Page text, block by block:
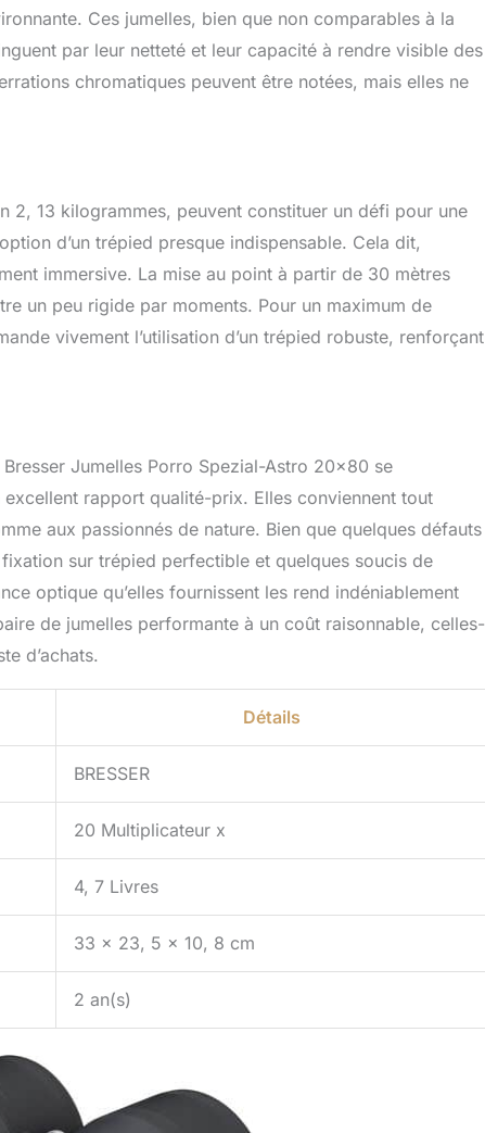
Ces jumelles, bien que non comparables à la
par leur netteté et leur capacité à rendre visible des
chromatiques peuvent être notées, mais elles ne
2, 13 kilogrammes, peuvent constituer un défi pour une
d’un trépied presque indispensable. Cela dit,
immersive. La mise au point à partir de 30 mètres
un peu rigide par moments. Pour un maximum de
vivement l’utilisation d’un trépied robuste, renforçant
Jumelles Porro Spezial-Astro 20×80 se
rapport qualité-prix. Elles conviennent tout
aux passionnés de nature. Bien que quelques défauts
sur trépied perfectible et quelques soucis de
optique qu’elles fournissent les rend indéniablement
de jumelles performante à un coût raisonnable, celles-
d’achats.
Détails
BRESSER
20 Multiplicateur x
4, 7 Livres
33 x 23, 5 x 10, 8 cm
2 an(s)